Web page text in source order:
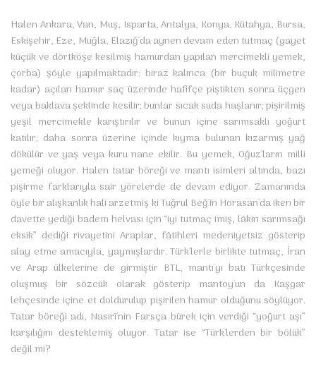
Halen Ankara, Van, Muş, Isparta, Antalya, Konya, Kütahya, Bursa,
Eskişehir, Eze, Muğla, Elazığ'da aynen devam eden tutmaç (gayet
küçük ve dörtköşe kesilmiş hamurdan yapılan mercimekli yemek,
çorba) şöyle yapılmaktadır: biraz kalınca (bir buçuk milimetre
kadar) açılan hamur saç üzerinde hafifçe piştikten sonra üçgen
veya baklava şeklinde kesilir; bunlar sıcak suda haşlanır; pişirilmiş
yeşil mercimekle karıştırılır ve bunun içine sarımsaklı yoğurt
katılır; daha sonra üzerine içinde kıyma bulunan kızarmış yağ
dökülür ve yaş veya kuru nane ekilir. Bu yemek, Oğuz'ların milli
yemeği oluyor. Halen tatar böreği ve mantı isimleri altında, bazı
pişirme farklarıyla sair yörelerde de devam ediyor. Zamanında
öyle bir alışkanlık hali arzetmiş ki Tuğrul Beğ'in Horasan'da iken bir
davette yediği badem helvası için “iyi tutmaç imiş, lâkin sarımsağı
eksik” dediği rivayetini Araplar, fâtihleri medeniyetsiz gösterip
alay etme amacıyla, yaymışlardır. Türk'lerle birlikte tutmaç, İran
ve Arap ülkelerine de girmiştir BTL, mantı'yı batı Türkçesinde
oluşmuş bir sözcük olarak gösterip mantoy'un da Kaşgar
lehçesinde içine et doldurulup pişirilen hamur olduğunu söylüyor.
Tatar böreği adı, Nasırî'nin Farsça bûrek için verdiği “yoğurt aşı”
karşılığını desteklemiş oluyor. Tatar ise “Türk'lerden bir bölük”
değil mi?